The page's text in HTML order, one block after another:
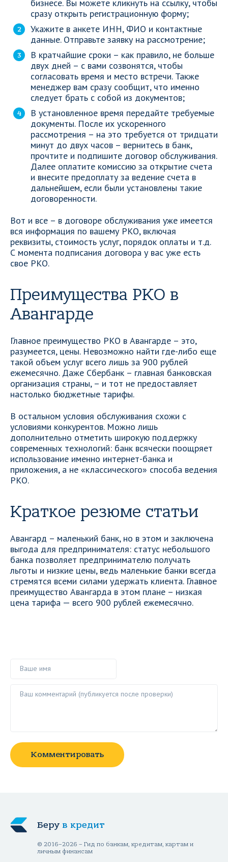
бизнесе. Вы можете кликнуть на ссылку, чтобы
сразу открыть регистрационную форму;
Укажите в анкете ИНН, ФИО и контактные
данные. Отправьте заявку на рассмотрение;
В кратчайшие сроки – как правило, не больше
двух дней – с вами созвонятся, чтобы
согласовать время и место встречи. Также
менеджер вам сразу сообщит, что именно
следует брать с собой из документов;
В установленное время передайте требуемые
документы. После их ускоренного
рассмотрения – на это требуется от тридцати
минут до двух часов – вернитесь в банк,
прочтите и подпишите договор обслуживания.
Далее оплатите комиссию за открытие счета
и внесите предоплату за ведение счета в
дальнейшем, если были установлены такие
договоренности.
Вот и все – в договоре обслуживания уже имеется
вся информация по вашему РКО, включая
реквизиты, стоимость услуг, порядок оплаты и т.д.
С момента подписания договора у вас уже есть
свое РКО.
Преимущества РКО в
Авангарде
Главное преимущество РКО в Авангарде – это,
разумеется, цены. Невозможно найти где-либо еще
такой объем услуг всего лишь за 900 рублей
ежемесячно. Даже Сбербанк – главная банковская
организация страны, – и тот не предоставляет
настолько бюджетные тарифы.
В остальном условия обслуживания схожи с
условиями конкурентов. Можно лишь
дополнительно отметить широкую поддержку
современных технологий: банк всячески поощряет
использование именно интернет-банка и
приложения, а не «классического» способа ведения
РКО.
Краткое резюме статьи
Авангард – маленький банк, но в этом и заключена
выгода для предпринимателя: статус небольшого
банка позволяет предпринимателю получать
льготы и низкие цены, ведь маленькие банки всегда
стремятся всеми силами удержать клиента. Главное
преимущество Авангарда в этом плане – низкая
цена тарифа — всего 900 рублей ежемесячно.
Комментировать
Беру в кредит
© 2016–2026 – Гид по банкам, кредитам, картам и
личным финансам